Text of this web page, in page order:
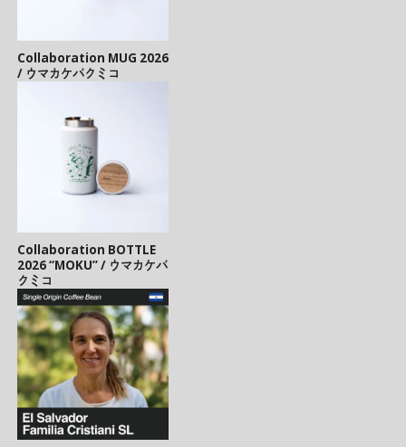
Collaboration MUG 2026
/ ウマカケバクミコ
Collaboration BOTTLE
2026 “MOKU” / ウマカケバ
クミコ